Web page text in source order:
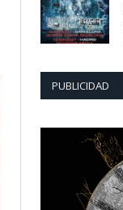
PUBLICIDAD